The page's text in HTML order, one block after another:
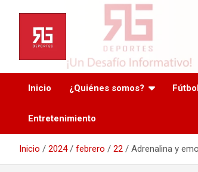
contenido
Inicio ¿Quiénes somos?
Entretenimiento
Inicio 2024 febrero 22 Adrenalina y